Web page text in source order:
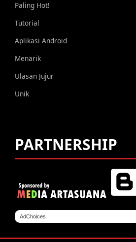
Paling Hot!
Tutorial
Aplikasi Android
Menarik
Ulasan Jujur
Unik
PARTNERSHIP
AdChoices